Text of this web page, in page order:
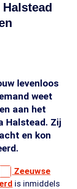
levenloos
weet
aan het
Halstead. Zij
en kon
Zeeuwse
is inmiddels